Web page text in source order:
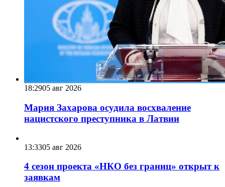
18:2905 авг 2026
Мария Захарова осудила восхваление
нацистского преступника в Латвии
13:3305 авг 2026
4 сезон проекта «НКО без границ» открыт к
заявкам